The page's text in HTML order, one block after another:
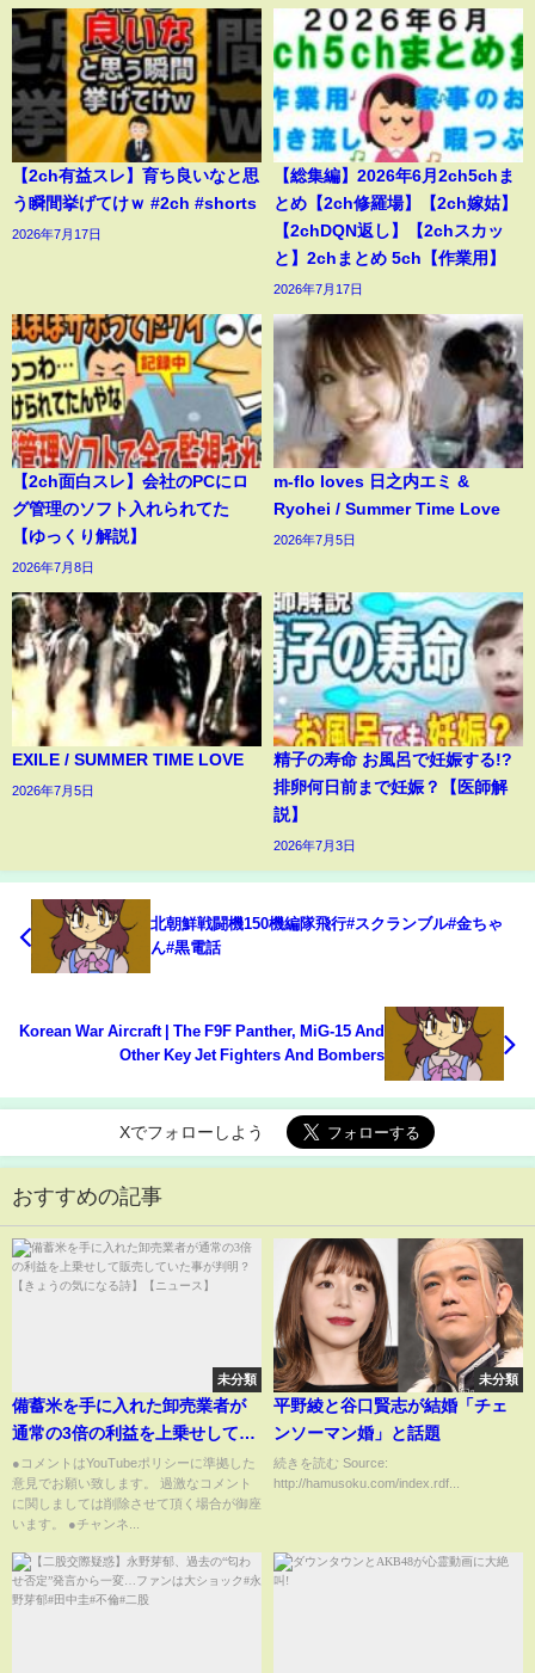
【2ch有益スレ】育ち良いなと思
う瞬間挙げてけｗ #2ch #shorts
2026年7月17日
【総集編】2026年6月2ch5chま
とめ【2ch修羅場】【2ch嫁姑】
【2chDQN返し】【2chスカッ
と】2chまとめ 5ch【作業用】
2026年7月17日
【2ch面白スレ】会社のPCにロ
グ管理のソフト入れられてた
【ゆっくり解説】
2026年7月8日
m-flo loves 日之内エミ &
Ryohei / Summer Time Love
2026年7月5日
EXILE / SUMMER TIME LOVE
2026年7月5日
精子の寿命 お風呂で妊娠する!?
排卵何日前まで妊娠？【医師解
説】
2026年7月3日
北朝鮮戦闘機150機編隊飛行#スクランブル#金ちゃ
ん#黒電話
Korean War Aircraft | The F9F Panther, MiG-15 And
Other Key Jet Fighters And Bombers
Xでフォローしよう
おすすめの記事
未分類
備蓄米を手に入れた卸売業者が
通常の3倍の利益を上乗せして販
売していた事が判明？【きょう
の気になる詩】【ニュース】
●コメントはYouTubeポリシーに準拠した
意見でお願い致します。 過激なコメント
に関しましては削除させて頂く場合が御座
います。 ●チャンネ...
未分類
平野綾と谷口賢志が結婚「チェ
ンソーマン婚」と話題
続きを読む Source:
http://hamusoku.com/index.rdf...